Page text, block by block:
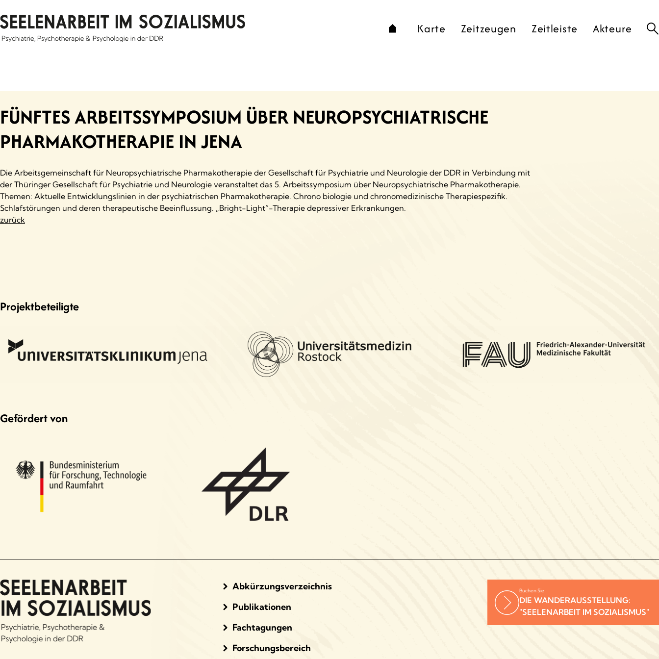
to
content
Karte Zeitzeugen Zeitleiste Akteure
FÜNFTES ARBEITSSYMPOSIUM ÜBER NEUROPSYCHIATRISCHE
PHARMAKOTHERAPIE IN JENA
Die Arbeitsgemeinschaft für Neuropsychiatrische Pharmakotherapie der Gesellschaft für Psychiatrie und Neurologie der DDR in Verbindung mit
der Thüringer Gesellschaft für Psychiatrie und Neurologie veranstaltet das 5. Arbeitssymposium über Neuropsychiatrische Pharmakotherapie.
Themen: Aktuelle Entwicklungslinien in der psychiatrischen Pharmakotherapie. Chrono biologie und chronomedizinische Therapiespezifik.
Schlafstörungen und deren therapeutische Beeinflussung. „Bright-Light“-Therapie depressiver Erkrankungen.
zurück
Projektbeteiligte
Gefördert von
Abkürzungsverzeichnis
Publikationen
Fachtagungen
Forschungsbereich
Buchen Sie
DIE WANDERAUSSTELLUNG:
"SEELENARBEIT IM SOZIALISMUS"